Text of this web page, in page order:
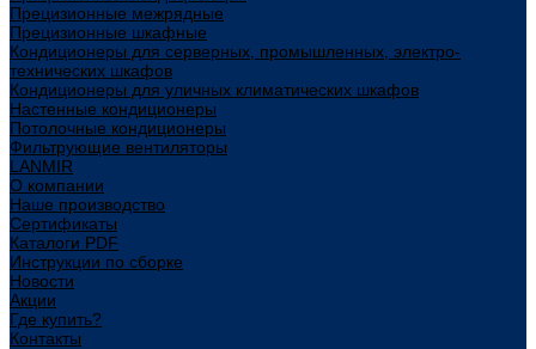
Прецизионные межрядные
Прецизионные шкафные
Кондиционеры для серверных, промышленных, электро-
технических шкафов
Кондиционеры для уличных климатических шкафов
Настенные кондиционеры
Потолочные кондиционеры
Фильтрующие вентиляторы
LANMIR
О компании
Наше производство
Сертификаты
Каталоги PDF
Инструкции по сборке
Новости
Акции
Где купить?
Контакты